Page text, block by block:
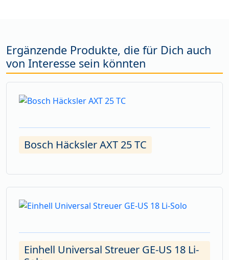
Ergänzende Produkte, die für Dich auch
von Interesse sein könnten
Bosch Häcksler AXT 25 TC
Einhell Universal Streuer GE-US 18 Li-